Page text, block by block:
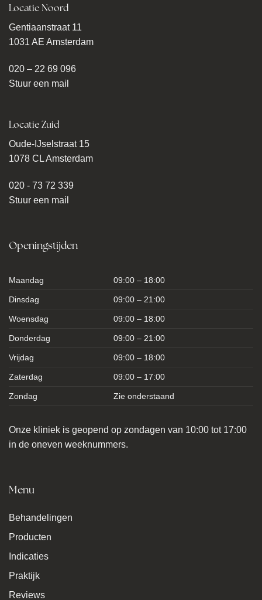
Locatie Noord
Gentiaanstraat 11
1031 AE Amsterdam
020 – 22 69 096
Stuur een mail
Locatie Zuid
Oude-IJselstraat 15
1078 CL Amsterdam
020 - 73 72 339
Stuur een mail
Openingstijden
Maandag 09:00 – 18:00
Dinsdag 09:00 – 21:00
Woensdag 09:00 – 18:00
Donderdag 09:00 – 21:00
Vrijdag 09:00 – 18:00
Zaterdag 09:00 – 17:00
Zondag Zie onderstaand
Onze kliniek is geopend op zondagen van 10:00 tot 17:00
in de oneven weeknummers.
Menu
Behandelingen
Producten
Indicaties
Praktijk
Reviews